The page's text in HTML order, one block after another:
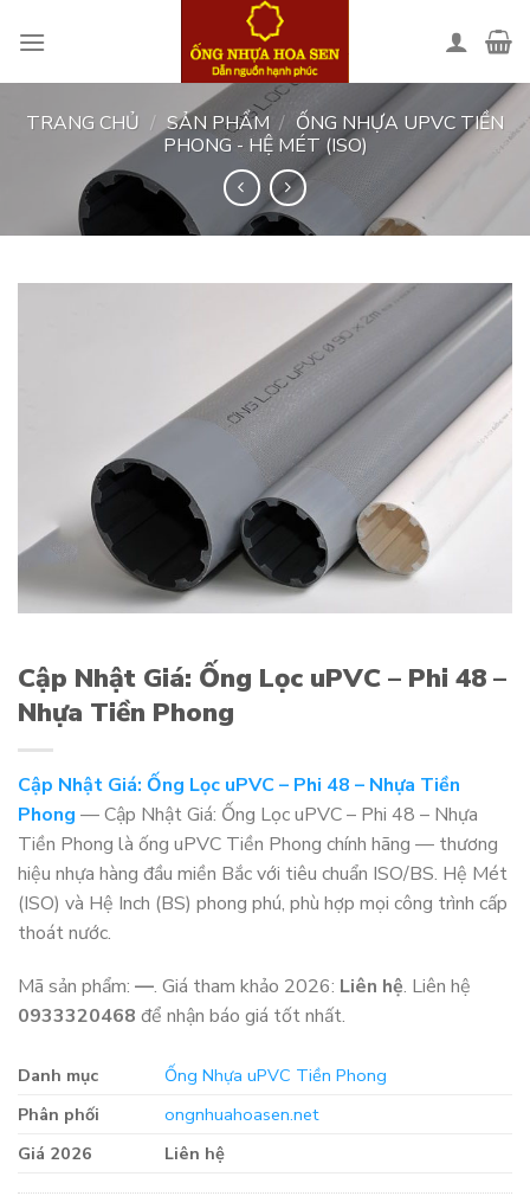
TRANG CHỦ / SẢN PHẨM / ỐNG NHỰA UPVC TIỀN
PHONG - HỆ MÉT (ISO)
Cập Nhật Giá: Ống Lọc uPVC – Phi 48 –
Nhựa Tiền Phong
Cập Nhật Giá: Ống Lọc uPVC – Phi 48 – Nhựa Tiền
Phong — Cập Nhật Giá: Ống Lọc uPVC – Phi 48 – Nhựa
Tiền Phong là ống uPVC Tiền Phong chính hãng — thương
hiệu nhựa hàng đầu miền Bắc với tiêu chuẩn ISO/BS. Hệ Mét
(ISO) và Hệ Inch (BS) phong phú, phù hợp mọi công trình cấp
thoát nước.
Mã sản phẩm: —. Giá tham khảo 2026: Liên hệ. Liên hệ
0933320468 để nhận báo giá tốt nhất.
Danh mục
Ống Nhựa uPVC Tiền Phong
Phân phối
ongnhuahoasen.net
Giá 2026
Liên hệ